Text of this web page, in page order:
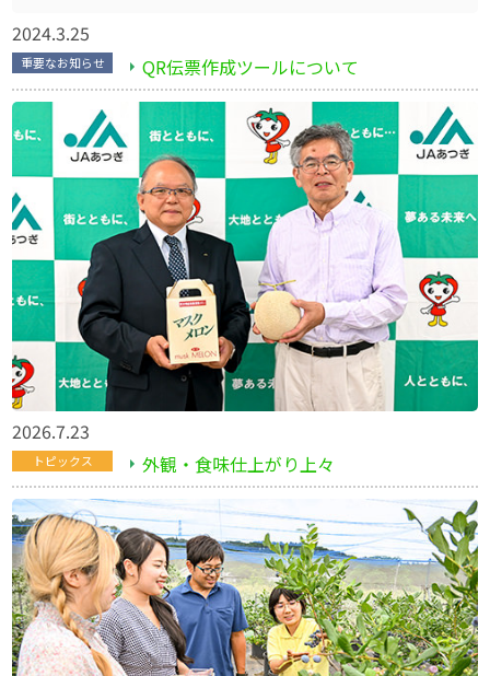
2024.3.25
重要なお知らせ QR伝票作成ツールについて
2026.7.23
トピックス 外観・食味仕上がり上々